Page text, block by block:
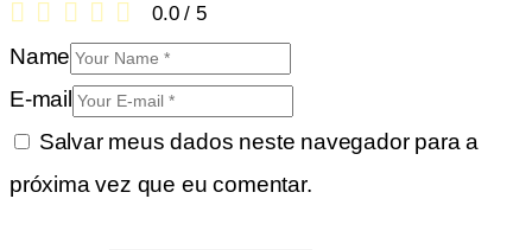
0.0 / 5
Name
E-mail
Salvar meus dados neste navegador para a
próxima vez que eu comentar.